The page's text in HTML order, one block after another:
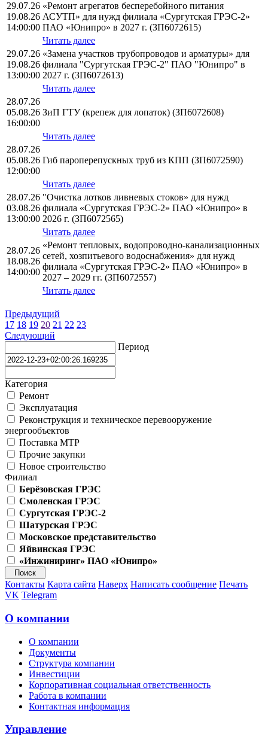
29.07.26
19.08.26
14:00:00
«Ремонт агрегатов бесперебойного питания
АСУТП» для нужд филиала «Сургутская ГРЭС-2»
ПАО «Юнипро» в 2027 г. (ЗП6072615)
Читать далее
29.07.26
19.08.26
13:00:00
«Замена участков трубопроводов и арматуры» для
филиала "Сургутская ГРЭС-2" ПАО "Юнипро" в
2027 г. (ЗП6072613)
Читать далее
28.07.26
05.08.26
16:00:00
ЗиП ГТУ (крепеж для лопаток) (ЗП6072608)
Читать далее
28.07.26
05.08.26
12:00:00
Гиб пароперепускных труб из КПП (ЗП6072590)
Читать далее
28.07.26
03.08.26
13:00:00
"Очистка лотков ливневых стоков» для нужд
филиала «Сургутская ГРЭС-2» ПАО «Юнипро» в
2026 г. (ЗП6072565)
Читать далее
28.07.26
18.08.26
14:00:00
«Ремонт тепловых, водопроводно-канализационных
сетей, хозпитьевого водоснабжения» для нужд
филиала «Сургутская ГРЭС-2» ПАО «Юнипро» в
2027 – 2029 гг. (ЗП6072557)
Читать далее
Предыдущий
17 18 19 20 21 22 23
Следующий
Период
Категория
Ремонт
Эксплуатация
Реконструкция и техническое перевооружение
энергообъектов
Поставка МТР
Прочие закупки
Новое строительство
Филиал
Берёзовская ГРЭС
Смоленская ГРЭС
Сургутская ГРЭС-2
Шатурская ГРЭС
Московское представительство
Яйвинская ГРЭС
«Инжиниринг» ПАО «Юнипро»
Контакты Карта сайта Наверх Написать сообщение Печать
VK Telegram
О компании
О компании
Документы
Структура компании
Инвестиции
Корпоративная социальная ответственность
Работа в компании
Контактная информация
Управление